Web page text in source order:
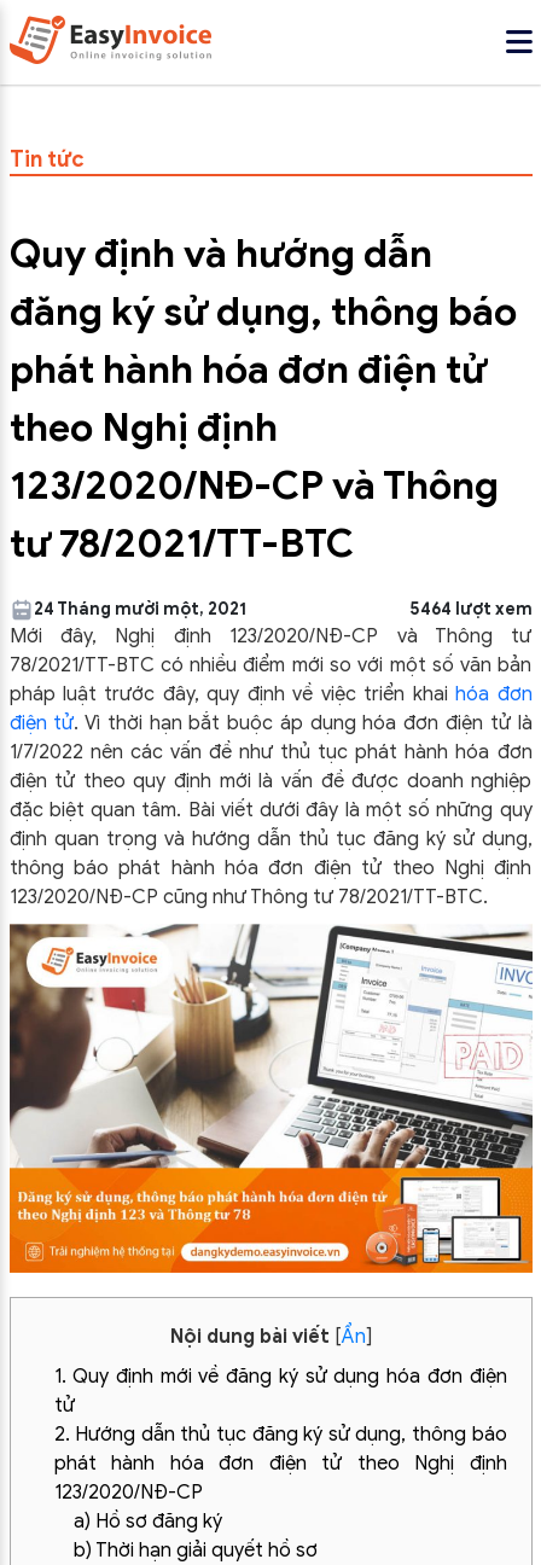
Tin tức
Quy định và hướng dẫn
đăng ký sử dụng, thông báo
phát hành hóa đơn điện tử
theo Nghị định
123/2020/NĐ-CP và Thông
tư 78/2021/TT-BTC
24 Tháng mười một, 2021 5464 lượt xem
Mới đây, Nghị định 123/2020/NĐ-CP và Thông tư
78/2021/TT-BTC có nhiều điểm mới so với một số văn bản
pháp luật trước đây, quy định về việc triển khaihóa đơn
điện tử. Vì thời hạn bắt buộc áp dụng hóa đơn điện tử là
1/7/2022 nên các vấn đề như thủ tục phát hành hóa đơn
điện tử theo quy định mới là vấn đề được doanh nghiệp
đặc biệt quan tâm. Bài viết dưới đây là một số những quy
định quan trọng và hướng dẫn thủ tục đăng ký sử dụng,
thông báo phát hành hóa đơn điện tử theo Nghị định
123/2020/NĐ-CP cũng như Thông tư 78/2021/TT-BTC.
Nội dung bài viết [Ẩn]
1. Quy định mới về đăng ký sử dụng hóa đơn điện
tử
2. Hướng dẫn thủ tục đăng ký sử dụng, thông báo
phát hành hóa đơn điện tử theo Nghị định
123/2020/NĐ-CP
a) Hồ sơ đăng ký
b) Thời hạn giải quyết hồ sơ